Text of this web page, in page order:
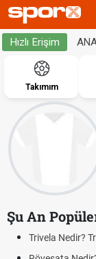
Hızlı Erişim
Takımım
Şu An
Trivela Nedir?